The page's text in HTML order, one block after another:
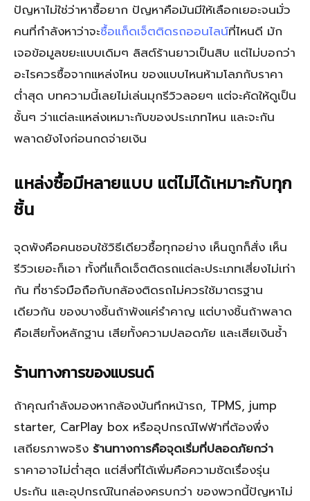
ปัญหาไม่ใช่ว่าหาซื้อยาก ปัญหาคือมันมีให้เลือกเยอะจนมั่ว
คนที่กำลังหาว่าจะซื้อแก็ดเจ็ตติดรถออนไลน์ที่ไหนดี มัก
เจอข้อมูลขยะแบบเดิมๆ ลิสต์ร้านยาวเป็นสิบ แต่ไม่บอกว่า
อะไรควรซื้อจากแหล่งไหน ของแบบไหนห้ามโลภกับราคา
ต่ำสุด บทความนี้เลยไม่เล่นมุกรีวิวลอยๆ แต่จะคัดให้ดูเป็น
ชั้นๆ ว่าแต่ละแหล่งเหมาะกับของประเภทไหน และจะกัน
พลาดยังไงก่อนกดจ่ายเงิน
แหล่งซื้อมีหลายแบบ แต่ไม่ได้เหมาะกับทุก
ชิ้น
จุดพังคือคนชอบใช้วิธีเดียวซื้อทุกอย่าง เห็นถูกก็สั่ง เห็น
รีวิวเยอะก็เอา ทั้งที่แก็ดเจ็ตติดรถแต่ละประเภทเสี่ยงไม่เท่า
กัน ที่ชาร์จมือถือกับกล้องติดรถไม่ควรใช้มาตรฐาน
เดียวกัน ของบางชิ้นถ้าพังแค่รำคาญ แต่บางชิ้นถ้าพลาด
คือเสียทั้งหลักฐาน เสียทั้งความปลอดภัย และเสียเงินซ้ำ
ร้านทางการของแบรนด์
ถ้าคุณกำลังมองหากล้องบันทึกหน้ารถ, TPMS, jump
starter, CarPlay box หรืออุปกรณ์ไฟฟ้าที่ต้องพึ่ง
เสถียรภาพจริง ร้านทางการคือจุดเริ่มที่ปลอดภัยกว่า
ราคาอาจไม่ต่ำสุด แต่สิ่งที่ได้เพิ่มคือความชัดเรื่องรุ่น
ประกัน และอุปกรณ์ในกล่องครบกว่า ของพวกนี้ปัญหาไม่